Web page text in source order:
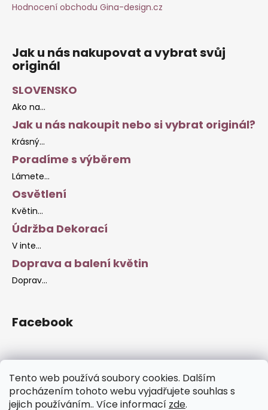
Tento web používá soubory cookies. Dalším
procházením tohoto webu vyjadřujete souhlas s
jejich používáním.. Více informací zde.
Hodnocení obchodu Gina-design.cz
Jak u nás nakupovat a vybrat svůj
originál
SLOVENSKO
Ako na...
Jak u nás nakoupit nebo si vybrat originál?
Krásný...
Poradíme s výběrem
Lámete...
Osvětlení
Květin...
Údržba Dekorací
V inte...
Doprava a balení květin
Doprav...
Facebook
Facebook Stránky